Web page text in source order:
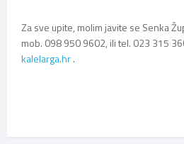
Za sve upite, molim javite se Senka
mob. 098 950 9602, ili tel. 023 315
kalelarga.hr.